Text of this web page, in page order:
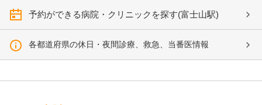
予約ができる病院・クリニックを探す(富士山駅)
各都道府県の休日・夜間診療、救急、当番医情報